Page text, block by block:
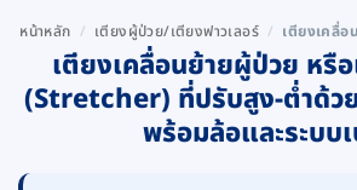
หน้าหลัก / เตียงผู้ป่วย/เตียงฟาวเลอร์ / เตียงเคลื่อ
เตียงเคลื่อนย้ายผู้ป่วย หรื
(Stretcher) ที่ปรับสูง-ต่ำด้วย
พร้อมล้อและระบบ